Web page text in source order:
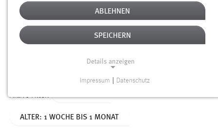
Erstellungsdatum
Alter
Aktive Filter:
ALTER: 1 WOCHE BIS 1 MONAT
ABLEHNEN
SPEICHERN
Details anzeigen
Funktionen und sind für die einwandfreie Funktion der
Impressum Datenschutz